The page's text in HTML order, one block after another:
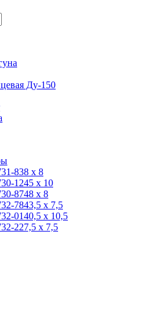
Ду-150
838 x 8
1245 x 10
8748 x 8
7843,5 x 7,5
0140,5 x 10,5
227,5 x 7,5